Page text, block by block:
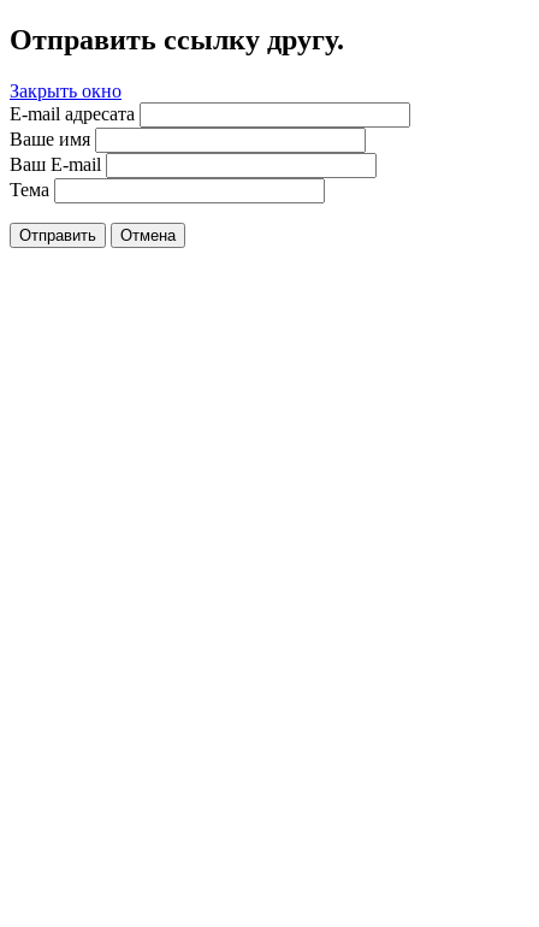
Отправить ссылку другу.
Закрыть окно
E-mail адресата
Ваше имя
Ваш E-mail
Тема
Отправить Отмена